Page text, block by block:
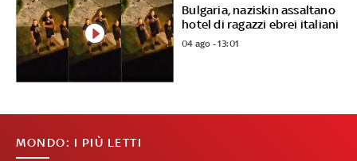
Bulgaria, naziskin assaltano
hotel di ragazzi ebrei italiani
04 ago - 13:01
MONDO: I PIÙ LETTI